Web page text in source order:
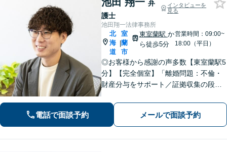
弁
護士
インタビューを
見る
池田翔一法律事務所
北
海
道
|
室
蘭
市
東室蘭駅 か
ら徒歩5分
営業時間：09:00~
18:00（平日）
◎お客様から感謝の声多数【東室蘭駅5
分】【完全個室】「離婚問題：不倫・
財産分与をサポート／証拠収集の段階
的なアプローチ」「相続問題：幅広い
相続問題に対応できる豊富な経験」適
切な公正証書遺言を作成【行政書士資
格保有】
電話で面談予約 メールで面談予約